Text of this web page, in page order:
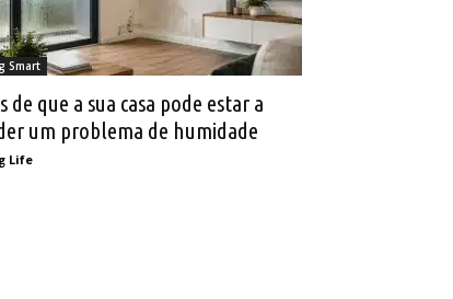
Smart
de que a sua casa pode estar a
um problema de humidade
Life